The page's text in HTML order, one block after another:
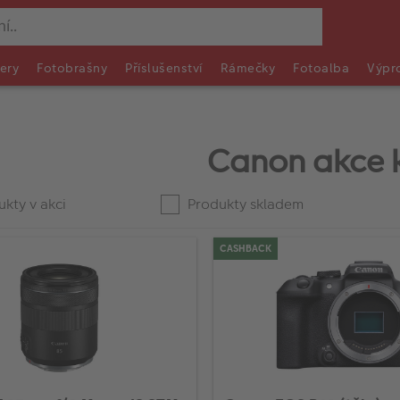
Fotobrašny Příslušenství Rámečky Fotoalba
Canon akce
v akci
Produkty skladem
CASHBACK